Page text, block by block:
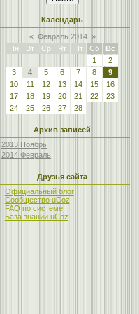
Календарь
« Февраль 2014 »
Пн
Вт Ср Чт Пт Сб
Вс
1
2
3
4 5 6 7 8
9
10
11 12 13 14 15
16
17
18 19 20 21 22
23
24
25 26 27 28
Архив записей
2013 Ноябрь
2014 Февраль
Друзья сайта
Официальный блог
Сообщество uCoz
FAQ по системе
База знаний uCoz